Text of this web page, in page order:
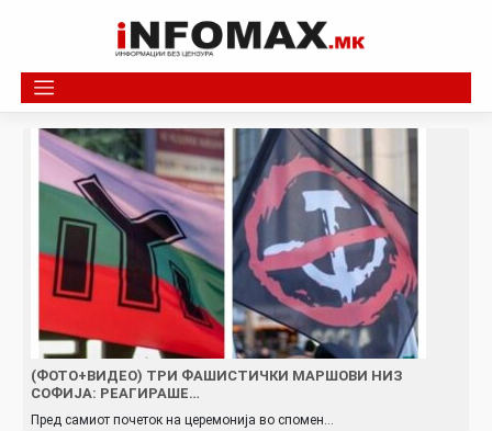
(ФОТО+ВИДЕО) ТРИ ФAШИCТИЧКИ МАРШОВИ НИЗ
СОФИЈА: РЕАГИРАШЕ…
Пред самиот почеток на церемонија во спомен…